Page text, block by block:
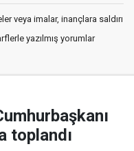
veya imalar, inançlara saldırı
yazılmış yorumlar
toplandı